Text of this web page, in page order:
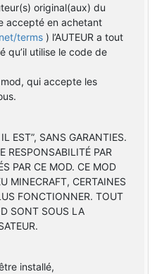
original(aux) du
accepté en achetant
terms ) l’AUTEUR a tout
qu’il utilise le code de
qui accepte les
EST”, SANS GARANTIES.
RESPONSABILITÉ PAR
PAR CE MOD. CE MOD
MINECRAFT, CERTAINES
FONCTIONNER. TOUT
SONT SOUS LA
installé,